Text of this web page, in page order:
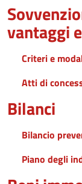
vantaggi
Criteri e
Atti di
Bilanci
Bilancio
Piano degli